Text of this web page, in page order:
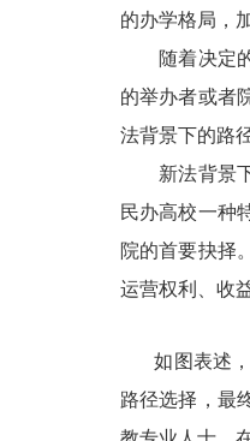
的办学格局，
随着决定的
的举办者或者
法背景下的路
新法背景下
民办高校一种
院的首要抉择
运营权利、收
如图表述
路径选择，最